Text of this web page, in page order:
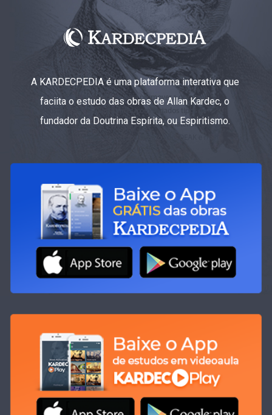
A KARDECPEDIA é uma plataforma interativa que
faciita o estudo das obras de Allan Kardec, o
fundador da Doutrina Espírita, ou Espiritismo.